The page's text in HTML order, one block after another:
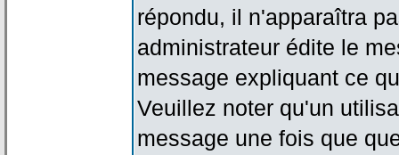
répondu, il n'apparaîtra
administrateur édite le
message expliquant ce
Veuillez noter qu'un
message une fois que